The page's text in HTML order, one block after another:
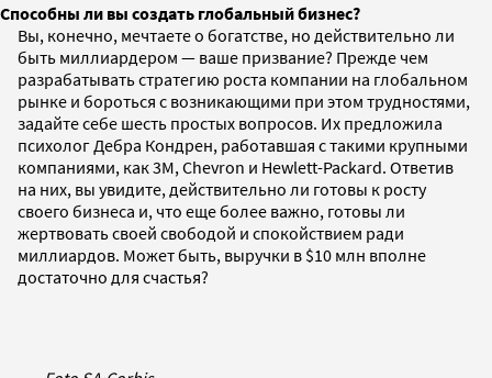
Способны ли вы создать глобальный бизнес?
Вы, конечно, мечтаете о богатстве, но действительно ли
быть миллиардером — ваше призвание? Прежде чем
разрабатывать стратегию роста компании на глобальном
рынке и бороться с возникающими при этом трудностями,
задайте себе шесть простых вопросов. Их предложила
психолог Дебра Кондрен, работавшая с такими крупными
компаниями, как 3M, Chevron и Hewlett-Packard. Ответив
на них, вы увидите, действительно ли готовы к росту
своего бизнеса и, что еще более важно, готовы ли
жертвовать своей свободой и спокойствием ради
миллиардов. Может быть, выручки в $10 млн вполне
достаточно для счастья?